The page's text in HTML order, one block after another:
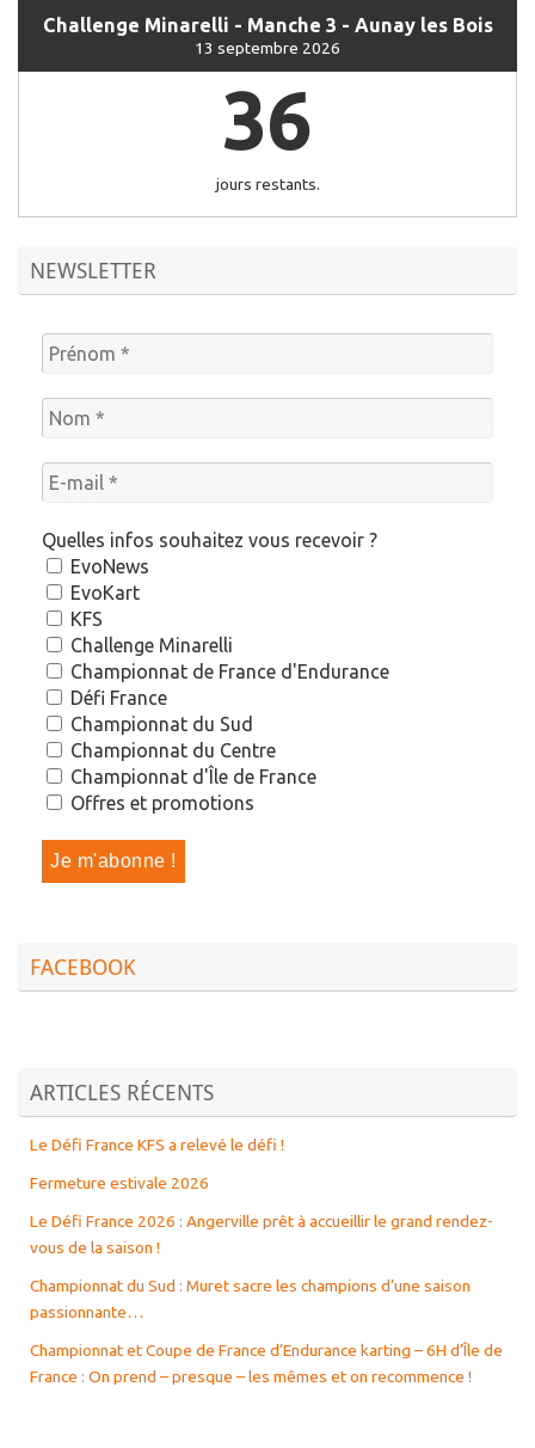
Challenge Minarelli - Manche 3 - Aunay les Bois
13 septembre 2026
36
jours restants.
NEWSLETTER
Quelles infos souhaitez vous recevoir ?
EvoNews
EvoKart
KFS
Challenge Minarelli
Championnat de France d'Endurance
Défi France
Championnat du Sud
Championnat du Centre
Championnat d'Île de France
Offres et promotions
FACEBOOK
ARTICLES RÉCENTS
Le Défi France KFS a relevé le défi !
Fermeture estivale 2026
Le Défi France 2026 : Angerville prêt à accueillir le grand rendez-
vous de la saison !
Championnat du Sud : Muret sacre les champions d’une saison
passionnante…
Championnat et Coupe de France d’Endurance karting – 6H d’Île de
France : On prend – presque – les mêmes et on recommence !